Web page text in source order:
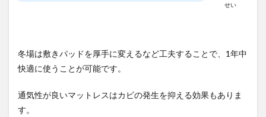
せい
冬場は敷きパッドを厚手に変えるなど工夫することで、1年中
快適に使うことが可能です。
通気性が良いマットレスはカビの発生を抑える効果もありま
す。